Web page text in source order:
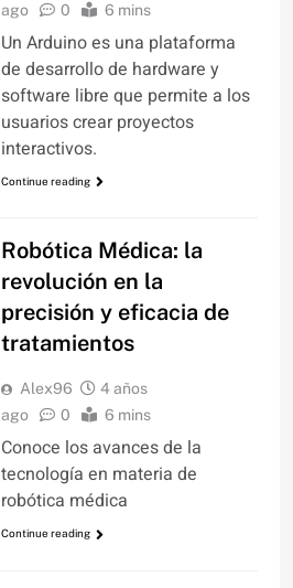
ago
0 6 mins
Un Arduino es una plataforma
de desarrollo de hardware y
software libre que permite a los
usuarios crear proyectos
interactivos.
Continue reading
Robótica Médica: la
revolución en la
precisión y eficacia de
tratamientos
Alex96
4 años
ago
0 6 mins
Conoce los avances de la
tecnología en materia de
robótica médica
Continue reading